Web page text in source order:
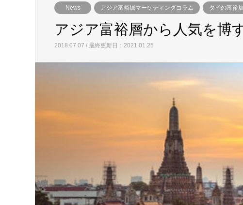
News アジア富裕層マーケティングコラム タイの富裕
アジア富裕層から人気を博す
2018.07.07 / 最終更新日：2021.01.25